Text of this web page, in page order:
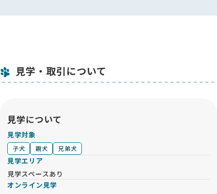
見学・取引について
見学について
見学対象
子犬 親犬 兄弟犬
見学エリア
見学スペースあり
オンライン見学